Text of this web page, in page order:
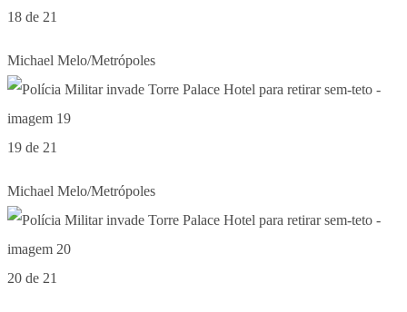
18 de 21
Michael Melo/Metrópoles
19 de 21
Michael Melo/Metrópoles
20 de 21